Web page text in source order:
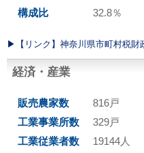
構成比
32.8％
▶︎【リンク】神奈川県市町村税財
経済・産業
販売農家数
816戸
工業事業所数
329戸
工業従業者数
19144人